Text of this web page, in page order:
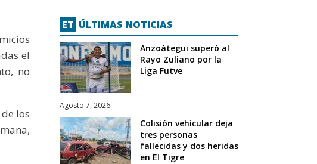
el
no
los
ET ÚLTIMAS NOTICIAS
Anzoátegui superó al
Rayo Zuliano por la
Liga Futve
Agosto 7, 2026
Colisión vehícular deja
tres personas
fallecidas y dos heridas
en El Tigre